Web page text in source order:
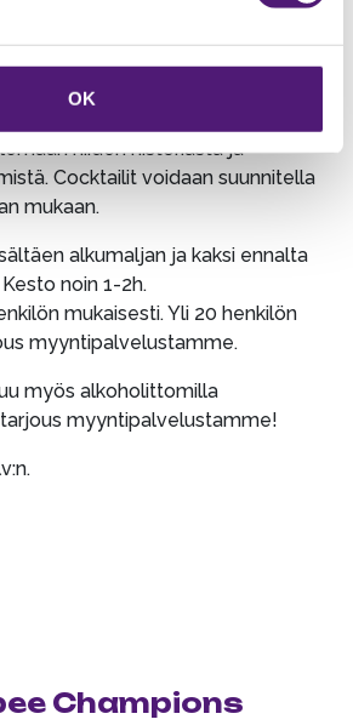
OK
porukalla valmistamaan
niiden historiasta ja
Cocktailit voidaan suunnitella
mukaan.
alkumaljan ja kaksi ennalta
noin 1-2h.
mukaisesti. Yli 20 henkilön
myyntipalvelustamme.
myös alkoholittomilla
myyntipalvelustamme!
Champions